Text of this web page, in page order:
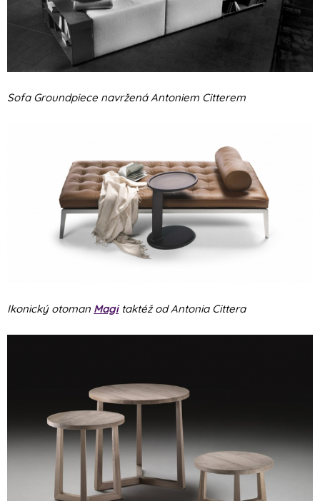
Sofa Groundpiece navržená Antoniem Citterem
Ikonický otoman Magitaktéž od Antonia Cittera